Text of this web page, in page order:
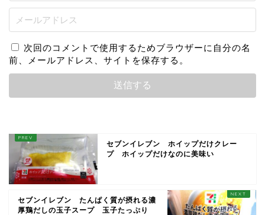
次回のコメントで使用するためブラウザーに自分の名
前、メールアドレス、サイトを保存する。
セブンイレブン ホイップだけクレー
プ ホイップだけなのに美味い
セブンイレブン たんぱく質が摂れる濃
厚鶏だしの玉子スープ 玉子たっぷり